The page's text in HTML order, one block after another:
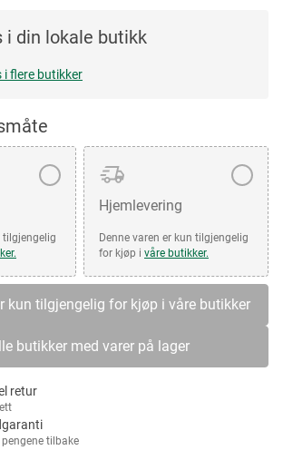
i din lokale butikk
i flere butikker
tilgjengelig
Hjemlevering
Denne varen er kun tilgjengelig
for kjøp i våre butikker.
kun tilgjengelig for kjøp i våre butikker
butikker med varer på lager
retur
tilbake